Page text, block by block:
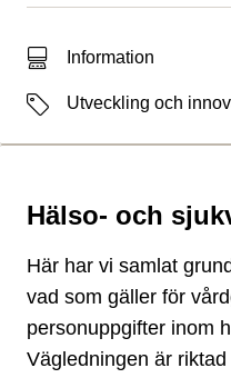
Typ av sökträff
Information
EtiketterUtveckling och
Hälso- och
Typ av sida
Här har vi samlat
vad som gäller för
personuppgifter inom
Vägledningen är